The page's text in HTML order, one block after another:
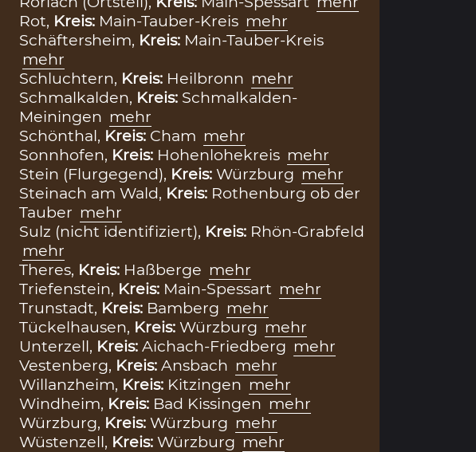
Rot, Kreis: Main-Tauber-Kreis mehr
Schäftersheim, Kreis: Main-Tauber-Kreis
mehr
Schluchtern, Kreis: Heilbronn mehr
Schmalkalden, Kreis: Schmalkalden-
Meiningen mehr
Schönthal, Kreis: Cham mehr
Sonnhofen, Kreis: Hohenlohekreis mehr
Stein (Flurgegend), Kreis: Würzburg mehr
Steinach am Wald, Kreis: Rothenburg ob der
Tauber mehr
Sulz (nicht identifiziert), Kreis: Rhön-Grabfeld
mehr
Theres, Kreis: Haßberge mehr
Triefenstein, Kreis: Main-Spessart mehr
Trunstadt, Kreis: Bamberg mehr
Tückelhausen, Kreis: Würzburg mehr
Unterzell, Kreis: Aichach-Friedberg mehr
Vestenberg, Kreis: Ansbach mehr
Willanzheim, Kreis: Kitzingen mehr
Windheim, Kreis: Bad Kissingen mehr
Würzburg, Kreis: Würzburg mehr
Wüstenzell, Kreis: Würzburg mehr